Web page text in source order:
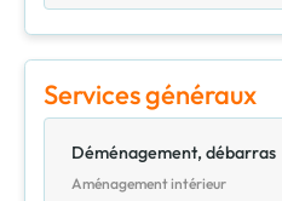
Services généraux
Déménagement, débarras
Aménagement intérieur